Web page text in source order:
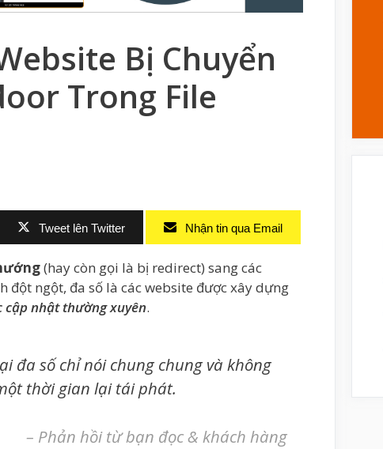
Bị Chuyển
Trong File
Tweet lên Twitter Nhận tin qua Email
(hay còn gọi là bị redirect) sang các
đột ngột, đa số là các website được xây dựng
cập nhật thường xuyên.
đa số chỉ nói chung chung và không
thời gian lại tái phát.
– Phản hồi từ bạn đọc & khách hàng